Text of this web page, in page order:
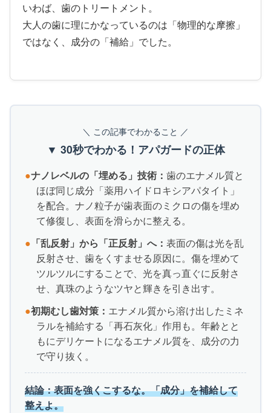
いわば、歯のトリートメント。
大人の歯に理にかなっているのは「物理的な摩擦」
ではなく、成分の「補給」でした。
＼ この記事でわかること ／
▼ 30秒でわかる！アパガードの正体
●ナノレベルの「埋める」技術：歯のエナメル質と
ほぼ同じ成分「薬用ハイドロキシアパタイト」
を配合。ナノ粒子が歯表面のミクロの傷を埋め
て修復し、表面を滑らかに整える。
● 「乱反射」から「正反射」へ：表面の傷は光を乱
反射させ、歯をくすませる原因に。傷を埋めて
ツルツルにすることで、光を真っ直ぐに反射さ
せ、真珠のようなツヤと輝きを引き出す。
●初期むし歯対策 ： エナメル質から溶け出したミネ
ラルを補給する「再石灰化」作用も。年齢とと
もにデリケートになるエナメル質を、成分の力
で守り抜く。
結論：表面を強くこするな。「成分」を補給して
整えよ。